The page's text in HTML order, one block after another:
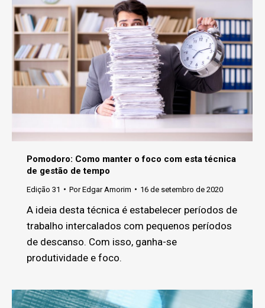
Pomodoro: Como manter o foco com esta técnica
de gestão de tempo
Edição 31 PorEdgar Amorim 16 de setembro de 2020
A ideia desta técnica é estabelecer períodos de
trabalho intercalados com pequenos períodos
de descanso. Com isso, ganha-se
produtividade e foco.